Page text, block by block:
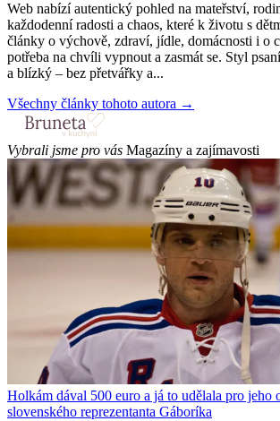
Web nabízí autentický pohled na mateřství,
každodenní radosti a chaos, které k životu s
články o výchově, zdraví, jídle, domácnosti i o
potřeba na chvíli vypnout a zasmát se. Styl
a blízký – bez přetvářky a...
Všechny články tohoto autora →
Vybrali jsme pro vás Magazíny a zajímavosti
Holkám dával 500 euro a já to udělala pro jeho
slovenského reprezentanta Gáboríka